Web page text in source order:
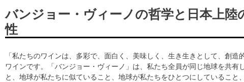
バンジョー・ヴィーノの哲学と日本上陸
性
「私たちのワインは、多彩で、面白く、美味しく、生き生きとして、創造
ワインです。「バンジョー・ヴィーノ」は、私たち全員が同じ地球を共有
と、地球が私たちに似ていること、地球が私たちをひとつにしていること